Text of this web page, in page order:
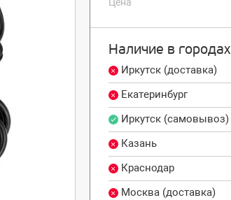
Наличие в городах
Иркутск (доставка)
Екатеринбург
Иркутск (самовывоз)
Казань
Краснодар
Москва (доставка)